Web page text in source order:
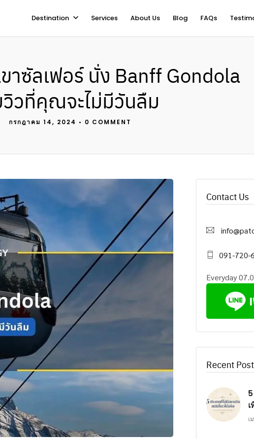
Destination Services About Us Blog FAQs
าซัลเฟอร์ นั่ง Banff Gondola
วที่คุณจะไม่มีวันลืม
กรกฎาคม 14, 2024 • 0 COMMENT
Contact Us
091-720-
Everyday
Recent
เ